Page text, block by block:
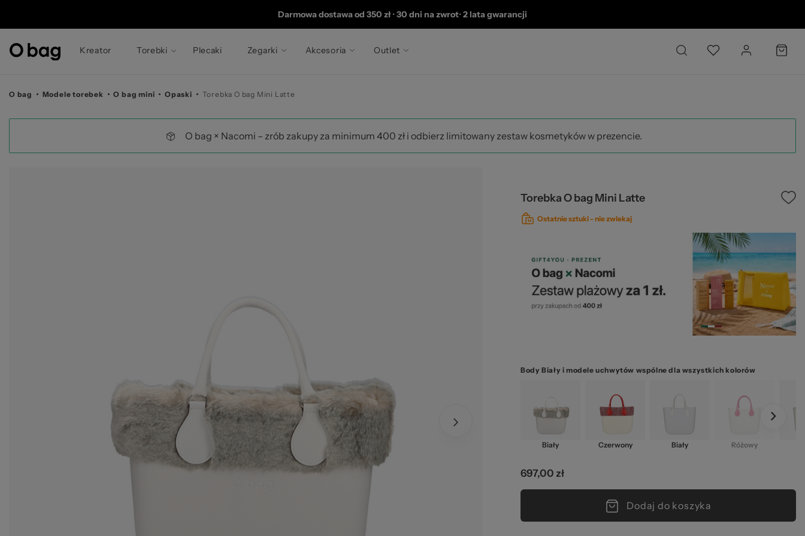
© 2026
Darmowa dostawa od 350 zł •30 dni na zwrot•2 lata gwarancji
Kreator Torebki Plecaki Zegarki Akcesoria Outlet
O bag Modele torebek O bag mini Opaski Torebka O bag Mini Latte
O bag × Nacomi – zrób zakupy za minimum 400 zł i odbierz limitowany zestaw kosmetyków w prezencie.
Torebka O bag Mini Latte
Ostatnie sztuki -nie zwlekaj
Body Biały i modele uchwytów wspólne dla wszystkich kolorów
Biały Czerwony Biały Różowy
697,00 zł
Dodaj do koszyka